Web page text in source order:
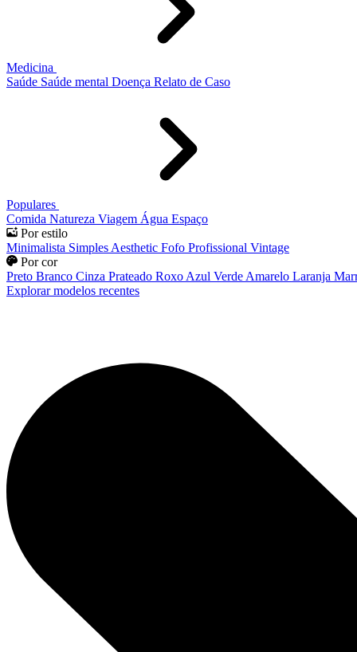
Medicina
Saúde Saúde mental Doença Relato de Caso
Populares
Comida Natureza Viagem Água Espaço
Por estilo
Minimalista Simples Aesthetic Fofo Profissional Vintage
Por cor
Preto Branco Cinza Prateado Roxo Azul Verde Amarelo Laranja
Explorar modelos recentes